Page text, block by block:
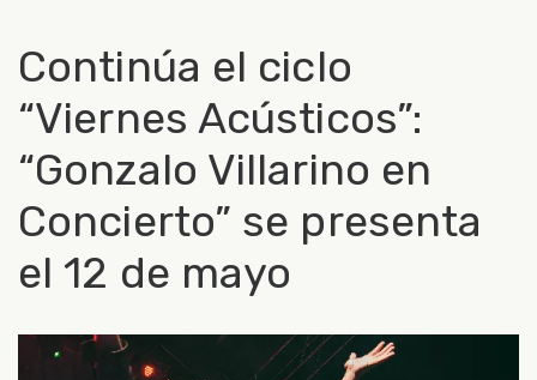
Continúa el ciclo
“Viernes Acústicos”:
“Gonzalo Villarino en
Concierto” se presenta
el 12 de mayo